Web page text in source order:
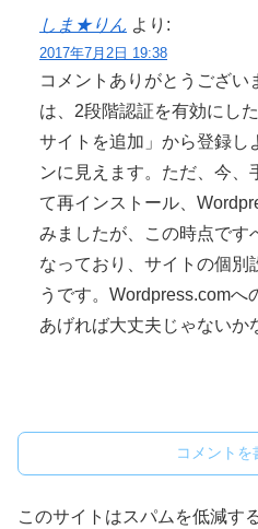
しま★りん より:
2017年7月2日 19:38
コメントありがとうござい
は、2段階認証を有効にし
サイトを追加」から登録し
ンに見えます。ただ、今、
て再インストール、
みましたが、この時点です
なっており、サイトの個別
うです。Wordpress.comへ
あげれば大丈夫じゃないか
コメントを
このサイトはスパムを低減す